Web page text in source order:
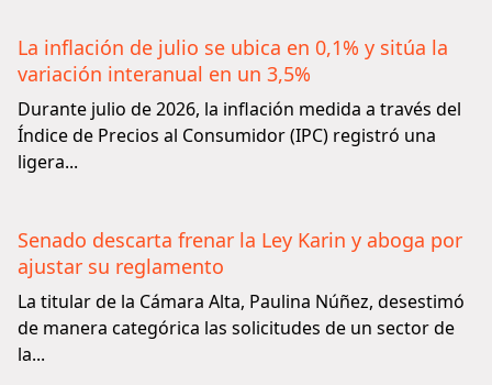
La inflación de julio se ubica en 0,1% y sitúa la
variación interanual en un 3,5%
Durante julio de 2026, la inflación medida a través del
Índice de Precios al Consumidor (IPC) registró una
ligera...
Senado descarta frenar la Ley Karin y aboga por
ajustar su reglamento
La titular de la Cámara Alta, Paulina Núñez, desestimó
de manera categórica las solicitudes de un sector de
la...